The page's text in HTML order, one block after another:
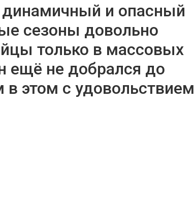
и опасный
сезоны довольно
только в массовых
ещё не добрался до
этом с удовольствием